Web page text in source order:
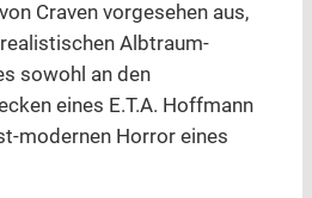
Craven vorgesehen aus,
Albtraum-
sowohl an den
eines E.T.A. Hoffmann
modernen Horror eines